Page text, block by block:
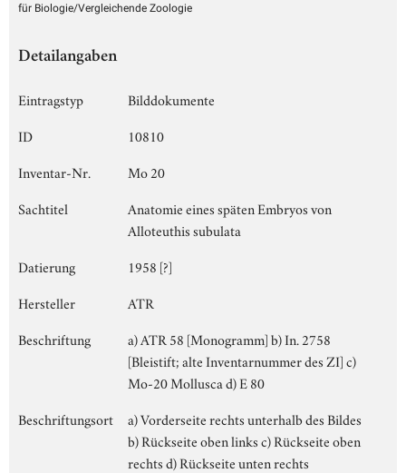
für Biologie/Vergleichende Zoologie
Detailangaben
Eintragstyp
Bilddokumente
ID
10810
Inventar-Nr.
Mo 20
Sachtitel
Anatomie eines späten Embryos von
Alloteuthis subulata
Datierung
1958 [?]
Hersteller
ATR
Beschriftung
a) ATR 58 [Monogramm] b) In. 2758
[Bleistift; alte Inventarnummer des ZI] c)
Mo-20 Mollusca d) E 80
Beschriftungsort
a) Vorderseite rechts unterhalb des Bildes
b) Rückseite oben links c) Rückseite oben
rechts d) Rückseite unten rechts